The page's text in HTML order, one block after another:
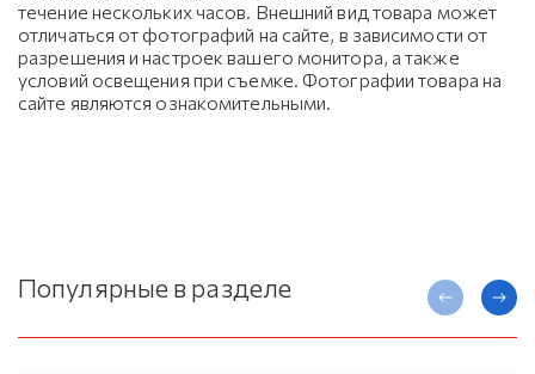
течение нескольких часов. Внешний вид товара может
отличаться от фотографий на сайте, в зависимости от
разрешения и настроек вашего монитора, а также
условий освещения при съемке. Фотографии товара на
сайте являются ознакомительными.
Популярные в разделе